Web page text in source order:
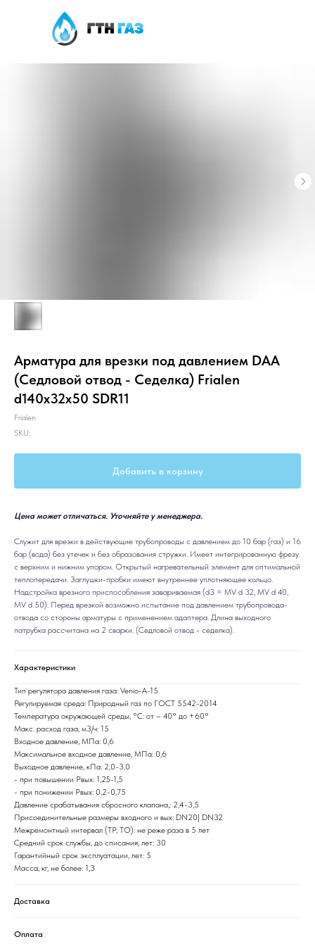
Арматура для врезки под давлением DAA
(Седловой отвод - Седелка) Frialen
d140x32x50 SDR11
Frialen
SKU:
Добавить в корзину
Цена может отличаться. Уточняйте у менеджера.
Служит для врезки в действующие трубопроводы с давлением до 10 бар (газ) и 16
бар (вода) без утечек и без образования стружки. Имеет интегрированную фрезу
с верхним и нижним упором. Открытый нагревательный элемент для оптимальной
теплопередачи. Заглушки-пробки имеют внутреннее уплотняющее кольцо.
Надстройка врезного приспособления завариваемая (d3 = MV d 32, MV d 40,
MV d 50). Перед врезкой возможно испытание под давлением трубопровода-
отвода со стороны арматуры с применением адаптера. Длина выходного
патрубка рассчитана на 2 сварки. (Седловой отвод - седелка).
Характеристики
Тип регулятора давления газа: Venio-A-15
Регулируемая среда: Природный газ по ГОСТ 5542-2014
Температура окружающей среды, °C: от – 40° до +60°
Макс. расход газа, м3/ч: 15
Входное давление, МПа: 0,6
Максимальное входное давление, МПа: 0,6
Выходное давление, кПа: 2,0-3,0
- при повышении Рвых: 1,25-1,5
- при понижении Рвых: 0,2-0,75
Давление срабатывания сбросного клапана,: 2,4-3,5
Присоединительные размеры входного и вых: DN20| DN32
Межремонтный интервал (ТР, ТО): не реже раза в 5 лет
Средний срок службы, до списания, лет: 30
Гарантийный срок эксплуатации, лет: 5
Масса, кг, не более: 1,3
Доставка
Оплата